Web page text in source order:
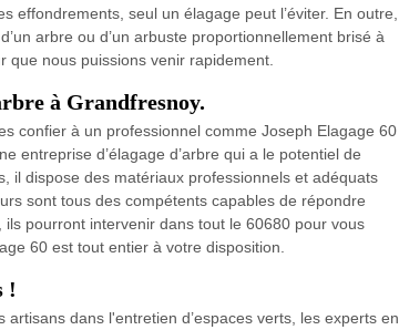
effondrements, seul un élagage peut l’éviter. En outre,
arbre ou d’un arbuste proportionnellement brisé à
que nous puissions venir rapidement.
à Grandfresnoy.
confier à un professionnel comme Joseph Elagage 60
entreprise d’élagage d’arbre qui a le potentiel de
il dispose des matériaux professionnels et adéquats
sont tous des compétents capables de répondre
ils pourront intervenir dans tout le 60680 pour vous
60 est tout entier à votre disposition.
!
dans l'entretien d’espaces verts, les experts en